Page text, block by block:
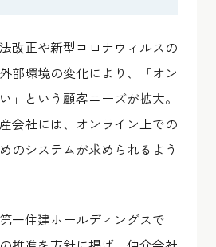
改正や新型コロナウィルスの
部環境の変化により、「オン
」という顧客ニーズが拡大。
会社には、オンライン上での
のシステムが求められるよう
一住建ホールディングスで